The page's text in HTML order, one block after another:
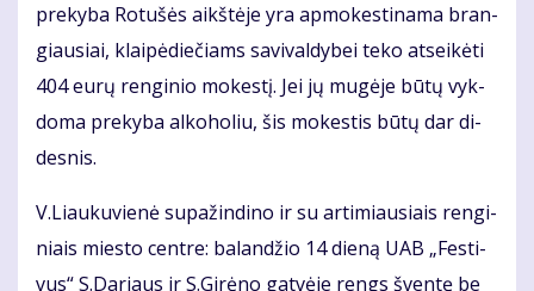
pre­ky­ba Ro­tu­šės aikš­tė­je yra ap­mo­kes­ti­na­ma bran­
giau­siai, klai­pė­die­čiams sa­vi­val­dy­bei te­ko at­sei­kė­ti
404 eu­rų ren­gi­nio mo­kes­tį. Jei jų mu­gė­je bū­tų vyk­
do­ma pre­ky­ba al­ko­ho­liu, šis mo­kes­tis bū­tų dar di­
des­nis.
V.Liau­ku­vie­nė su­pa­žin­di­no ir su ar­ti­miau­siais ren­gi­
niais mies­to cen­tre: ba­lan­džio 14 die­ną UAB „Fes­ti­
vus“ S.Da­riaus ir S.Gi­rė­no gat­vė­je rengs šven­tę be